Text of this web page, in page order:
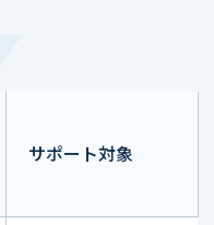
サポート対象